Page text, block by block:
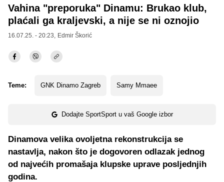
Vahina "preporuka" Dinamu: Brukao klub,
plaćali ga kraljevski, a nije se ni oznojio
16.07.25. - 20:23, Edmir Škorić
Teme: GNK Dinamo Zagreb Samy Mmaee
Dodajte SportSport u vaš Google izbor
Dinamova velika ovoljetna rekonstrukcija se
nastavlja, nakon što je dogovoren odlazak jednog
od najvećih promašaja klupske uprave posljednjih
godina.